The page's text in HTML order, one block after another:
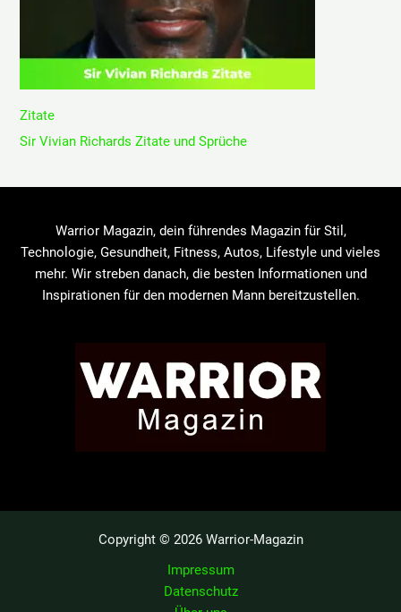
Zitate
Sir Vivian Richards Zitate und Sprüche
Warrior Magazin, dein führendes Magazin für Stil,
Technologie, Gesundheit, Fitness, Autos, Lifestyle und vieles
mehr. Wir streben danach, die besten Informationen und
Inspirationen für den modernen Mann bereitzustellen.
Copyright © 2026 Warrior-Magazin
Impressum
Datenschutz